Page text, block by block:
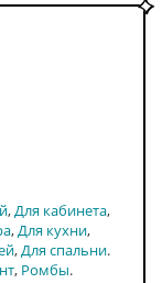
Для кабинета
Для кухни
Для спальни
Ромбы